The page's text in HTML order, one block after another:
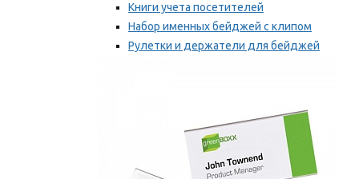
Книги учета посетителей
Набор именных бейджей с клипом
Рулетки и держатели для бейджей